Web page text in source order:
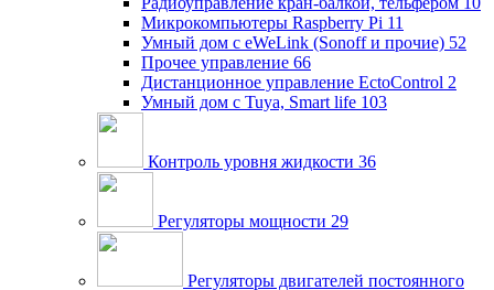
Микрокомпьютеры Raspberry Pi 11
Умный дом c eWeLink (Sonoff и прочие) 52
Прочее управление 66
Дистанционное управление EctoControl 2
Умный дом с Tuya, Smart life 103
Контроль уровня жидкости 36
Регуляторы мощности 29
Регуляторы двигателей постоянного